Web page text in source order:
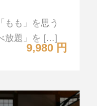
9,980 円
もも」を思う
放題」を […]